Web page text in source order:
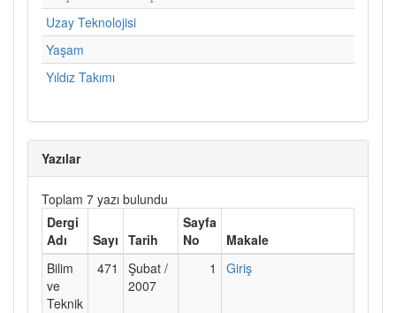
Uzay Teknolojisi
Yaşam
Yıldız Takımı
Yazılar
Toplam 7 yazı bulundu
Dergi
Adı
Sayı Tarih
Sayfa
No
Makale
Bilim
ve
Teknik
471
Şubat /
2007
1 Giriş